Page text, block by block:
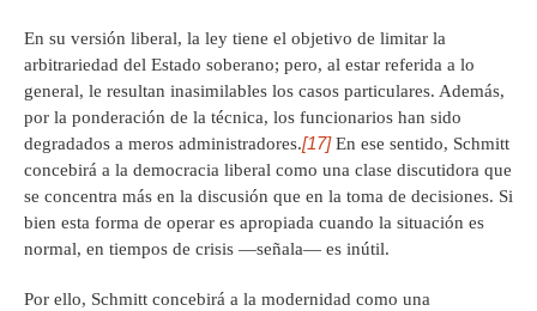
En su versión liberal, la ley tiene el objetivo de limitar la
arbitrariedad del Estado soberano; pero, al estar referida a lo
general, le resultan inasimilables los casos particulares. Además,
por la ponderación de la técnica, los funcionarios han sido
degradados a meros administradores.[17]En ese sentido, Schmitt
concebirá a la democracia liberal como una clase discutidora que
se concentra más en la discusión que en la toma de decisiones. Si
bien esta forma de operar es apropiada cuando la situación es
normal, en tiempos de crisis —señala— es inútil.
Por ello, Schmitt concebirá a la modernidad como una